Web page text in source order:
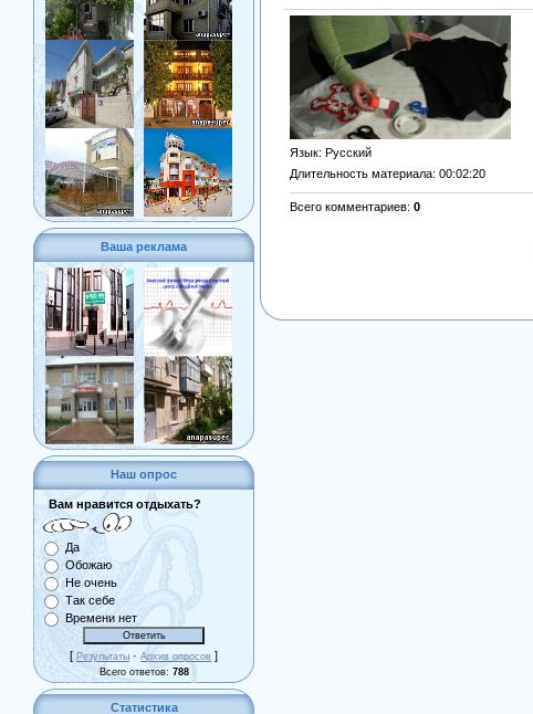
Ваша реклама
Наш опрос
Вам нравится отдыхать?
Да
Обожаю
Не очень
Так себе
Времени нет
[ Результаты · Архив опросов ]
Всего ответов: 788
Статистика
Язык: Русский
Длительность материала: 00:02:20
Всего комментариев: 0